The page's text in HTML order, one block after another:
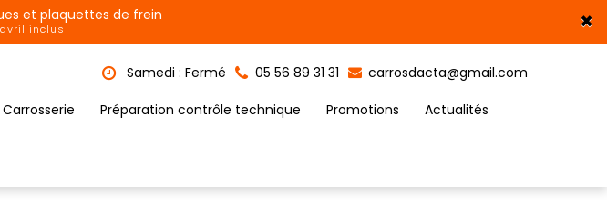
et plaquettes de frein
inclus ×
Samedi : Fermé 05 56 89 31 31 carrosdacta@gmail.com
Carrosserie Préparation contrôle technique Promotions Actualités